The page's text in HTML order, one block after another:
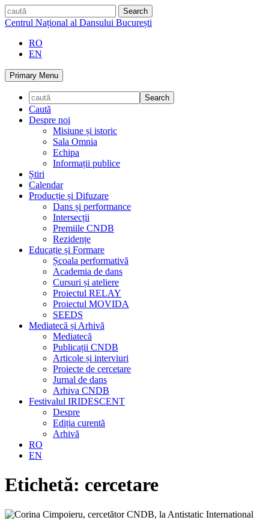
Skip
to
caută
Centrul Național al Dansului București
RO
EN
Primary Menu
Caută
Despre noi
Misiune și istoric
Sala Omnia
Echipa
Informații publice
Știri
Calendar
Producție și Difuzare
Dans și performance
Intersecții
Premiile CNDB
Rezidențe
Educație și Formare
Școala performativă
Academia de dans
Cursuri și ateliere
Proiectul RELAY
Proiectul MOVIDA
SEEDS
Mediatecă și Arhivă
Mediatecă
Publicații CNDB
Articole și interviuri
Proiecte de cercetare
Jurnal de dans
Arhiva CNDB
Festivalul IRIDESCENT
Despre
Ediția curentă
Arhivă
RO
EN
Etichetă: cercetare